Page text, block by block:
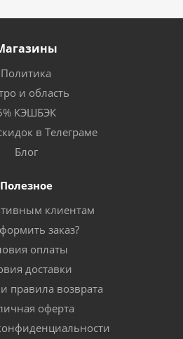
Политика
и область
КЭШБЭК
в Телеграме
Блог
Полезное
клиентам
заказ?
оплаты
доставки
правила возврата
оферта